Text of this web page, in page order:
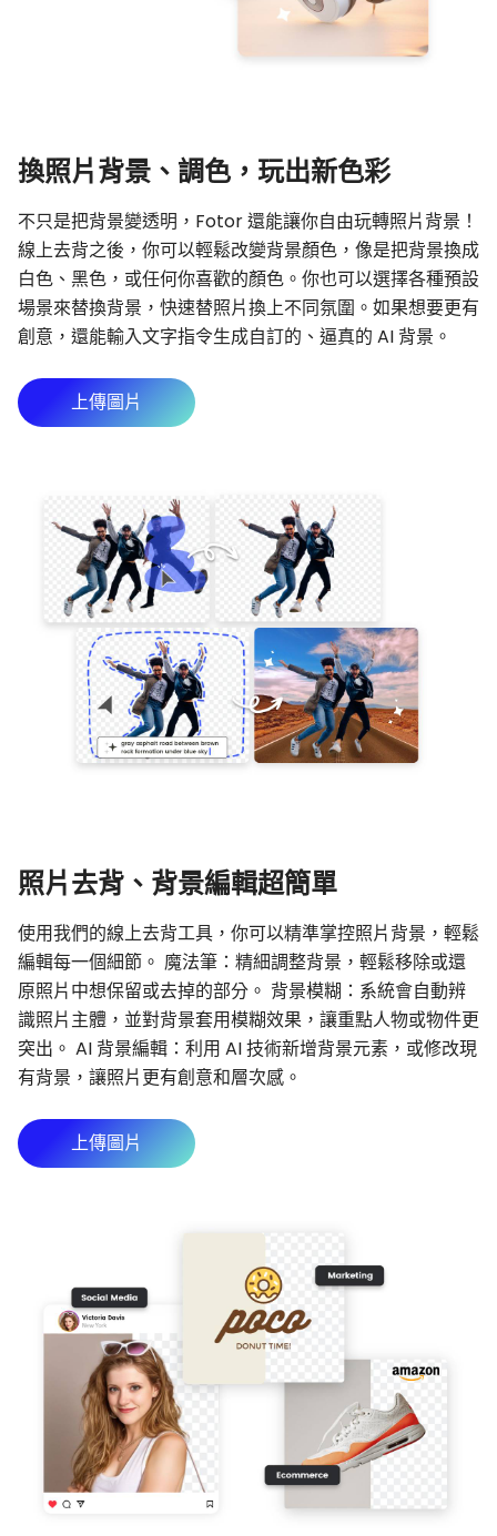
換照片背景、調色，玩出新色彩
不只是把背景變透明，Fotor 還能讓你自由玩轉照片背景！
線上去背之後，你可以輕鬆改變背景顏色，像是把背景換成
白色、黑色，或任何你喜歡的顏色。你也可以選擇各種預設
場景來替換背景，快速替照片換上不同氛圍。如果想要更有
創意，還能輸入文字指令生成自訂的、逼真的 AI 背景。
上傳圖片
照片去背、背景編輯超簡單
使用我們的線上去背工具，你可以精準掌控照片背景，輕鬆
編輯每一個細節。 魔法筆：精細調整背景，輕鬆移除或還
原照片中想保留或去掉的部分。 背景模糊：系統會自動辨
識照片主體，並對背景套用模糊效果，讓重點人物或物件更
突出。 AI 背景編輯：利用 AI 技術新增背景元素，或修改現
有背景，讓照片更有創意和層次感。
上傳圖片